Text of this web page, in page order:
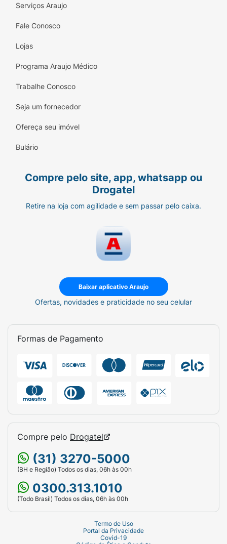
Serviços Araujo
Fale Conosco
Lojas
Programa Araujo Médico
Trabalhe Conosco
Seja um fornecedor
Ofereça seu imóvel
Bulário
Compre pelo site, app, whatsapp ou
Drogatel
Retire na loja com agilidade e sem passar pelo caixa.
Baixar aplicativo Araujo
Ofertas, novidades e praticidade no seu celular
Formas de Pagamento
Compre pelo Drogatel
(31) 3270-5000
(BH e Região) Todos os dias, 06h às 00h
0300.313.1010
(Todo Brasil) Todos os dias, 06h às 00h
Termo de Uso
Portal da Privacidade
Covid-19